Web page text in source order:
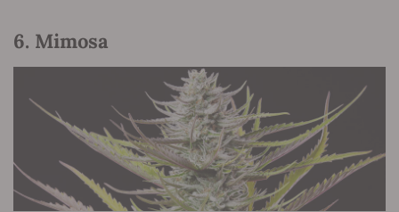
6. Mimosa